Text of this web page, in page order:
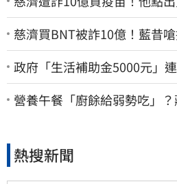
慈濟買BNT被詐10億！藍昔
政府「生活補助金5000元」
棄
營養午餐「廚餘給弱勢吃」
熱搜新聞